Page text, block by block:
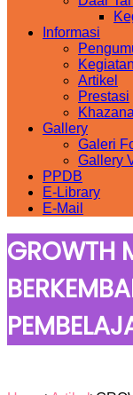
Informasi
Kegiatan
Artikel
Prestasi
Gallery
Galeri
Gallery
PPDB
E-Library
E-Mail
GROWTH